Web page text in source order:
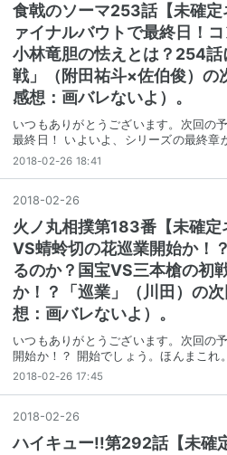
食戟のソーマ253話【未確
ァイナルバウトで最終日！
小林竜胆の怯えとは？254
戦」（附田祐斗×佐伯俊）の
感想：画バレないよ）。
いつもありがとうございます。次回の
最終日！ いよいよ、シリーズの最終章
2018-02-26 18:41
2018-02-26
火ノ丸相撲第183番【未確定
VS蜻蛉切の花巡業開始か！
るのか？国宝VS三本槍の初
か！？「巡業」（川田）の
想：画バレないよ）。
いつもありがとうございます。次回の
開始か！？ 開始でしょう。ほんまこれ。
2018-02-26 17:45
2018-02-26
ハイキュー!!第292話【未確